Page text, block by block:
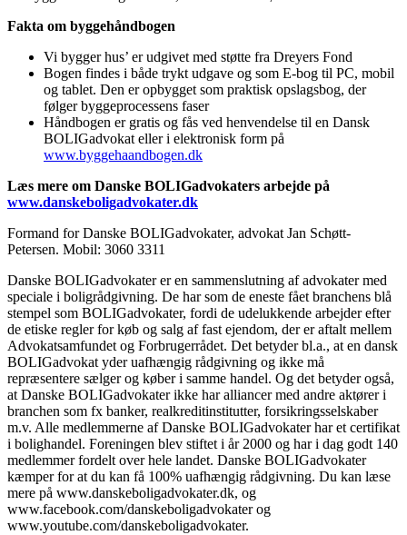
Fakta om byggehåndbogen
Vi bygger hus’ er udgivet med støtte fra Dreyers Fond
Bogen findes i både trykt udgave og som E-bog til PC, mobil
og tablet. Den er opbygget som praktisk opslagsbog, der
følger byggeprocessens faser
Håndbogen er gratis og fås ved henvendelse til en Dansk
BOLIGadvokat eller i elektronisk form på
www.byggehaandbogen.dk
Læs mere om Danske BOLIGadvokaters arbejde på
www.danskeboligadvokater.dk
Formand for Danske BOLIGadvokater, advokat Jan Schøtt-
Petersen. Mobil: 3060 3311
Danske BOLIGadvokater er en sammenslutning af advokater med
speciale i boligrådgivning. De har som de eneste fået branchens blå
stempel som BOLIGadvokater, fordi de udelukkende arbejder efter
de etiske regler for køb og salg af fast ejendom, der er aftalt mellem
Advokatsamfundet og Forbrugerrådet. Det betyder bl.a., at en dansk
BOLIGadvokat yder uafhængig rådgivning og ikke må
repræsentere sælger og køber i samme handel. Og det betyder også,
at Danske BOLIGadvokater ikke har alliancer med andre aktører i
branchen som fx banker, realkreditinstitutter, forsikringsselskaber
m.v. Alle medlemmerne af Danske BOLIGadvokater har et certifikat
i bolighandel. Foreningen blev stiftet i år 2000 og har i dag godt 140
medlemmer fordelt over hele landet. Danske BOLIGadvokater
kæmper for at du kan få 100% uafhængig rådgivning. Du kan læse
mere på www.danskeboligadvokater.dk, og
www.facebook.com/danskeboligadvokater og
www.youtube.com/danskeboligadvokater.